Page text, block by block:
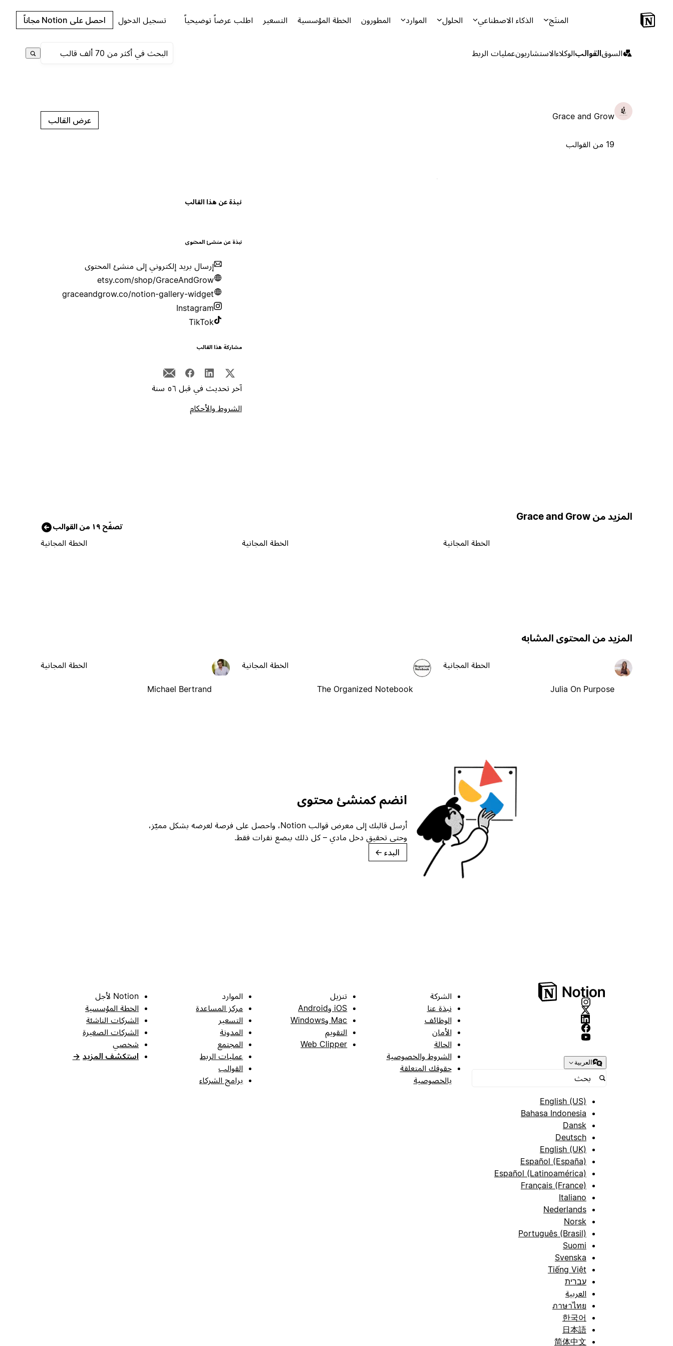
المنتَج الذكاء الاصطناعي الحلول الموارد المطورون الخطة المؤسسية التسعير اطلب عرضاً توضيحياً تسجيل الدخول احصل على Notion مجاناً
السوقالقوالبالوكلاءالاستشاريونعمليات الربط
Grace and Grow
19 من القوالب
عرض القالب
نبذة عن هذا القالب
نبذة عن منشئ المحتوى
إرسال بريد إلكتروني إلى منشئ المحتوى
etsy.com/shop/GraceAndGrow
graceandgrow.co/notion-gallery-widget
Instagram
TikTok
مشاركة هذا القالب
آخر تحديث في قبل ٥٦ سنة
الشروط والأحكام
المزيد من Grace and Grow
تصفّح ١٩ من القوالب
الخطة المجانية الخطة المجانية الخطة المجانية
المزيد من المحتوى المشابه
Julia On Purpose
الخطة المجانية
The Organized Notebook
الخطة المجانية
Michael Bertrand
الخطة المجانية
انضم كمنشئ محتوى
أرسل قالبك إلى معرض قوالب Notion، واحصل على فرصة لعرضه بشكل مميّز،
وحتى تحقيق دخل مادي – كل ذلك ببضع نقرات فقط.
البدء →
العربية
English (US)
Bahasa Indonesia
Dansk
Deutsch
English (UK)
Español (España)
Español (Latinoamérica)
Français (France)
Italiano
Nederlands
Norsk
Português (Brasil)
Suomi
Svenska
Tiếng Việt
עברית
العربية
ภาษาไทย
한국어
日本語
简体中文
الشركة
نبذة عنا
الوظائف
الأمان
الحالة
الشروط والخصوصية
حقوقك المتعلقة
بالخصوصية
تنزيل
iOS وAndroid
Mac وWindows
التقويم
Web Clipper
الموارد
مركز المساعدة
التسعير
المدونة
المجتمع
عمليات الربط
القوالب
برامج الشركاء
Notion لأجل
الخطة المؤسسية
الشركات الناشئة
الشركات الصغيرة
شخصي
استكشف المزيد →